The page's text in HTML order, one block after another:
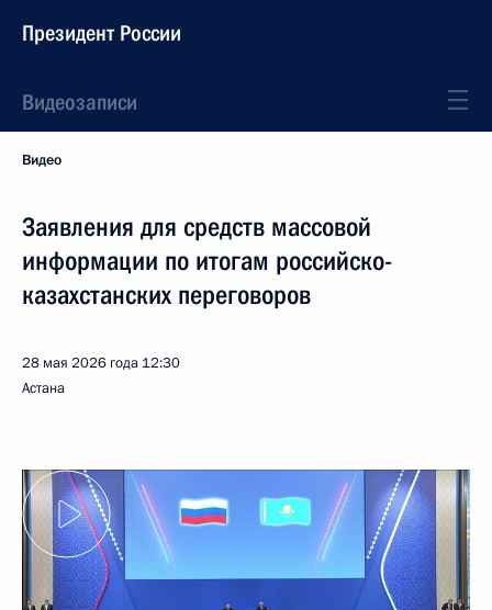
Президент России
Видеозаписи
Видео
Заявления для средств массовой
информации по итогам российско-
казахстанских переговоров
28 мая 2026 года 12:30
Астана